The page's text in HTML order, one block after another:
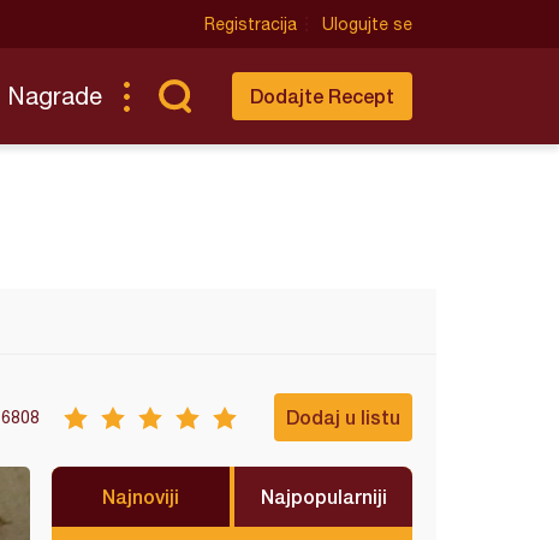
Registracija Ulogujte se
Nagrade Dodajte Recept
6808 Dodaj u listu
Najnoviji Najpopularniji